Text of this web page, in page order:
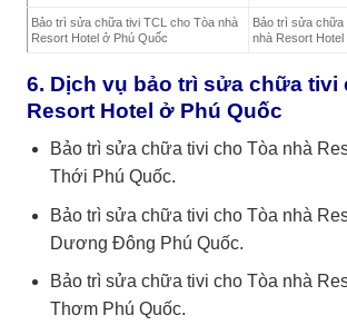
Bảo trì sửa chữa tivi TCL cho Tòa nhà
Resort Hotel ở Phú Quốc
Bảo trì sửa chữa
nhà Resort
6. Dịch vụ bảo trì sửa chữa tivi
Resort Hotel ở Phú Quốc
Bảo trì sửa chữa tivi cho Tòa nhà
Thới Phú Quốc.
Bảo trì sửa chữa tivi cho Tòa nhà
Dương Đông Phú Quốc.
Bảo trì sửa chữa tivi cho Tòa nhà
Thơm Phú Quốc.